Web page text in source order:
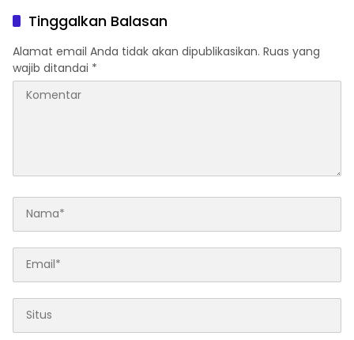
Pematangsiantar
Ambulans, dan Sarana
Olahraga
Tinggalkan Balasan
Alamat email Anda tidak akan dipublikasikan. Ruas yang
wajib ditandai *